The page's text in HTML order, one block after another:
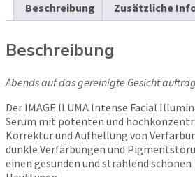
Beschreibung Zusätzliche
Beschreibung
Abends auf das gereinigte Gesicht
Der IMAGE ILUMA Intense Facial
Serum mit potenten und
Korrektur und Aufhellung von
dunkle Verfärbungen und
einen gesunden und strahlend